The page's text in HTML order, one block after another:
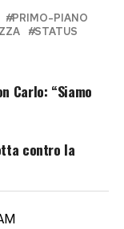
PRIMO-PIANO
STATUS
Carlo: “Siamo
contro la